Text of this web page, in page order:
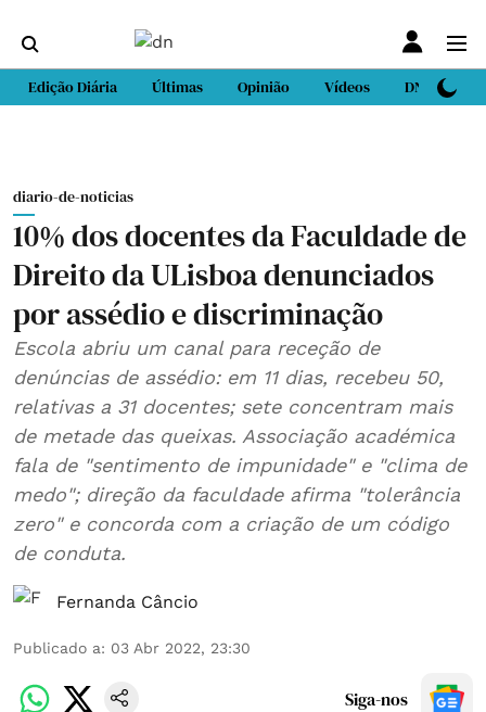
Edição Diária Últimas Opinião Vídeos DN Sport
diario-de-noticias
10% dos docentes da Faculdade de
Direito da ULisboa denunciados
por assédio e discriminação
Escola abriu um canal para receção de
denúncias de assédio: em 11 dias, recebeu 50,
relativas a 31 docentes; sete concentram mais
de metade das queixas. Associação académica
fala de "sentimento de impunidade" e "clima de
medo"; direção da faculdade afirma "tolerância
zero" e concorda com a criação de um código
de conduta.
Fernanda Câncio
Publicado a: 03 Abr 2022, 23:30
Siga-nos